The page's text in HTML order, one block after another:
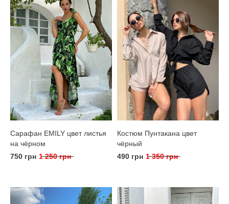
Сарафан EMILY цвет листья
на чёрном
750 грн 1 250 грн
Костюм Пунтакана цвет
чёрный
490 грн 1 350 грн